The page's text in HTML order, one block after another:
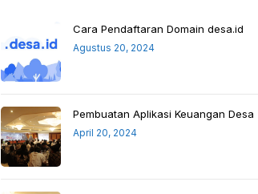
Cara Pendaftaran Domain desa.id
Agustus 20, 2024
Pembuatan Aplikasi Keuangan Desa
April 20, 2024